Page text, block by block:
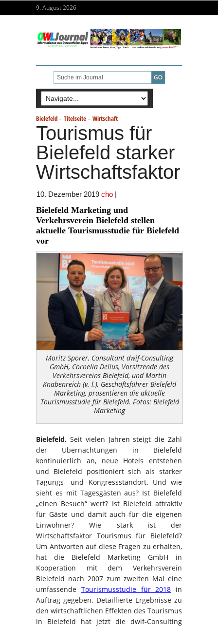
9. August 2026
Bielefeld - Titelseite - Wirtschaft
Tourismus für
Bielefeld starker
Wirtschaftsfaktor
10. Dezember 2019 cho |
Bielefeld Marketing und
Verkehrsverein Bielefeld stellen
aktuelle Tourismusstudie für Bielefeld
vor
Moritz Sporer, Consultant dwif-Consulting
GmbH, Cornelia Delius, Vorsitzende des
Verkehrsvereins Bielefeld, und Martin
Knabenreich (v. l.), Geschäftsführer Bielefeld
Marketing, präsentieren die aktuelle
Tourismusstudie für Bielefeld. Fotos: Bielefeld
Marketing
Bielefeld. Seit vielen Jahren steigt die Zahl
der Übernachtungen in Bielefeld
kontinuierlich an, neue Hotels entstehen
und Bielefeld positioniert sich als starker
Tagungs- und Kongressstandort. Und wie
sieht es mit Tagesgästen aus? Ist Bielefeld
„einen Besuch“ wert? Ist Bielefeld attraktiv
für Gäste und damit auch für die eigenen
Einwohner? Wie stark ist der
Wirtschaftsfaktor Tourismus für Bielefeld?
Um Antworten auf diese Fragen zu erhalten,
hat die Bielefeld Marketing GmbH in
Kooperation mit dem Verkehrsverein
Bielefeld nach 2007 zum zweiten Mal eine
umfassende Tourismusstudie für 2018 in
Auftrag gegeben. Detaillierte Ergebnisse zu
den wirtschaftlichen Effekten des Tourismus
in Bielefeld hat jetzt die dwif-Consulting